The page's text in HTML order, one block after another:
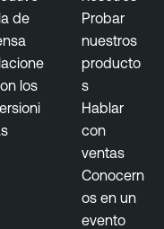
de
los
Probar
nuestros
producto
s
Hablar
con
ventas
Conocern
os en un
evento